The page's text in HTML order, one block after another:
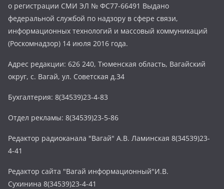
о регистрации СМИ ЭЛ № ФС77-66491 Выдано
федеральной службой по надзору в сфере связи,
информационных технологий и массовый коммуникаций
(Роскомнадзор) 14 июля 2016 года.
Адрес редакции: 626 240, Тюменская область, Вагайский
округ, с. Вагай, ул. Советская д.34
Бухгалтерия: 8(34539)23-4-83
Отдел рекламы: 8(34539)23-5-86
Редактор радиоканала "Вагай" А.В. Ламинская 8(34539)23-
4-41
Редактор сайта "Вагай информационный"И.В.
Сухинина 8(34539)23-4-41